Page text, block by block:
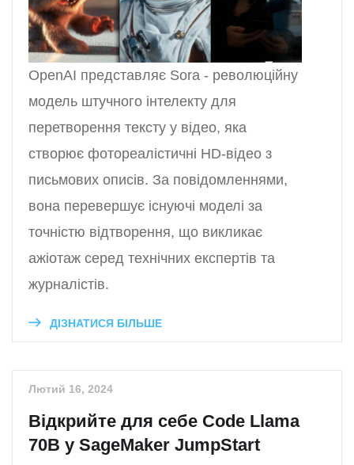
OpenAI представляє Sora - революційну
модель штучного інтелекту для
перетворення тексту у відео, яка
створює фотореалістичні HD-відео з
письмових описів. За повідомленнями,
вона перевершує існуючі моделі за
точністю відтворення, що викликає
ажіотаж серед технічних експертів та
журналістів.
ДІЗНАТИСЯ БІЛЬШЕ
Лютий 16, 2024
Відкрийте для себе Code Llama
70B у SageMaker JumpStart